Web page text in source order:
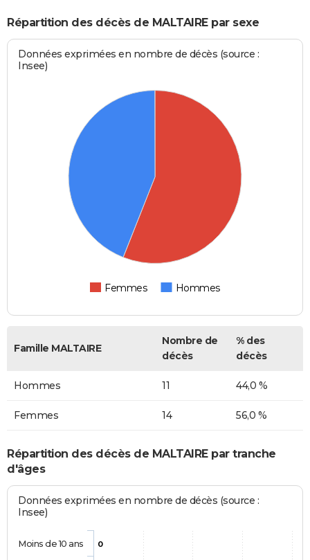
Répartition des décès de MALTAIRE par sexe
Données exprimées en nombre de décès (source :
Insee)
Femmes Hommes
Famille MALTAIRE
Nombre de
décès
% des
décès
Hommes 11 44,0 %
Femmes 14 56,0 %
Répartition des décès de MALTAIRE par tranche
d'âges
Données exprimées en nombre de décès (source :
Insee)
0
Moins de 10 ans